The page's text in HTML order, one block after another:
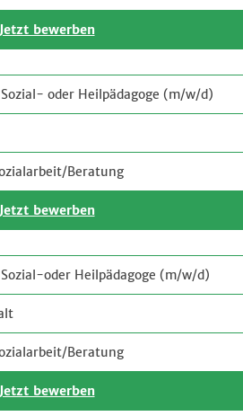
Jetzt bewerben
oder Heilpädagoge (m/w/d)
Beratung
Jetzt bewerben
oder Heilpädagoge (m/w/d)
Beratung
Jetzt bewerben